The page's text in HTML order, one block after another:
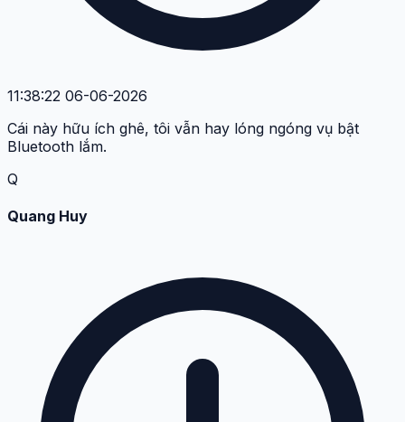
11:38:22 06-06-2026
Cái này hữu ích ghê, tôi vẫn hay lóng ngóng vụ bật
Bluetooth lắm.
Q
Quang Huy